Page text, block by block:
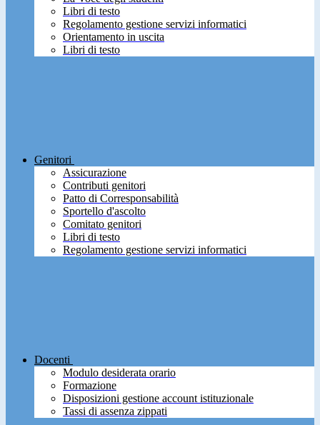
Libri di testo
Regolamento gestione servizi informatici
Orientamento in uscita
Libri di testo
Genitori
Assicurazione
Contributi genitori
Patto di Corresponsabilità
Sportello d'ascolto
Comitato genitori
Libri di testo
Regolamento gestione servizi informatici
Docenti
Modulo desiderata orario
Formazione
Disposizioni gestione account istituzionale
Tassi di assenza zippati